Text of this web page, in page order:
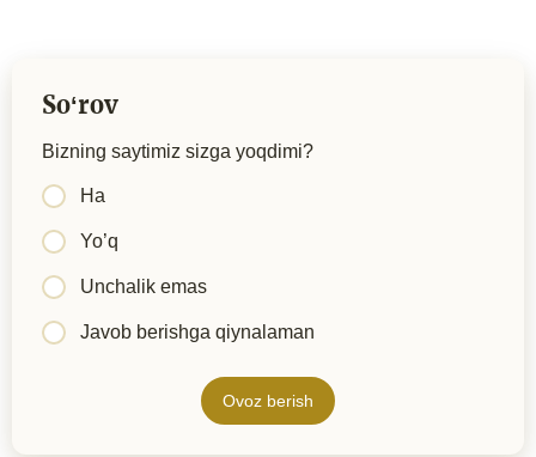
Soʻrov
Bizning saytimiz sizga yoqdimi?
Ha
Yo’q
Unchalik emas
Javob berishga qiynalaman
Ovoz berish